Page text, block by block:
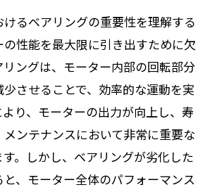
るベアリングの重要性を理解する
の性能を最大限に引き出すために欠
ングは、モーター内部の回転部分
させることで、効率的な運動を実
り、モーターの出力が向上し、寿
ンテナンスにおいて非常に重要な
。しかし、ベアリングが劣化した
、モーター全体のパフォーマンス